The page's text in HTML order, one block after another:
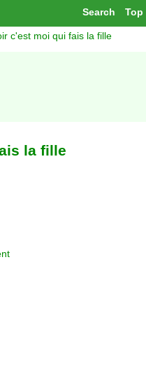
Top
Search
c'est moi qui fais la fille
la fille